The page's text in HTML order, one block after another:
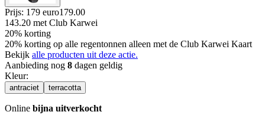
Prijs: 179 euro179.00
143.20 met Club Karwei
20% korting
20% korting op alle regentonnen alleen met de Club Karwei Kaart
Bekijk alle producten uit deze actie.
Aanbieding nog 8 dagen geldig
Kleur:
antraciet terracotta
Online bijna uitverkocht